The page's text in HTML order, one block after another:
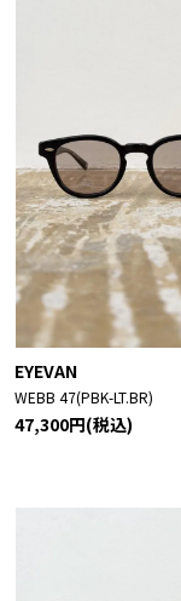
EYEVAN
WEBB 47(PBK-LT.BR)
47,300円(税込)